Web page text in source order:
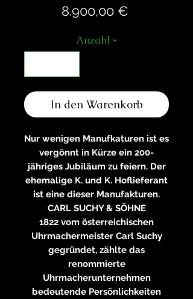
8.900,00 €
Anzahl *
In den Warenkorb
Nur wenigen Manufkaturen ist es
vergönnt in Kürze ein 200-
jähriges Jubiläum zu feiern. Der
ehemalige K. und K. Hoflieferant
ist eine dieser Manufakturen.
CARL SUCHY & SÖHNE
1822 vom österreichischen
Uhrmachermeister Carl Suchy
gegründet, zählte das
renommierte
Uhrmacherunternehmen
bedeutende Persönlichkeiten